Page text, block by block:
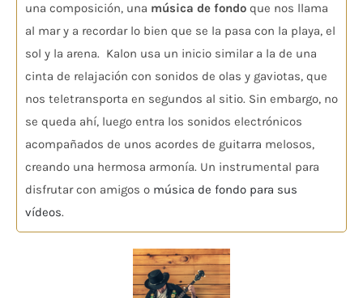
una composición, una música de fondo que nos llama
al mar y a recordar lo bien que se la pasa con la playa, el
sol y la arena. Kalon usa un inicio similar a la de una
cinta de relajación con sonidos de olas y gaviotas, que
nos teletransporta en segundos al sitio. Sin embargo, no
se queda ahí, luego entra los sonidos electrónicos
acompañados de unos acordes de guitarra melosos,
creando una hermosa armonía. Un instrumental para
disfrutar con amigos o música de fondo para sus
vídeos.